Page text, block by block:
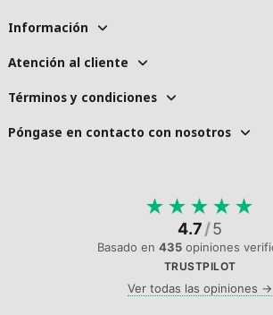
Información
Atención al cliente
Términos y condiciones
Póngase en contacto con nosotros
★ ★ ★ ★ ★
4.7/5
Basado en 435opiniones
TRUSTPILOT
Ver todas las opiniones →